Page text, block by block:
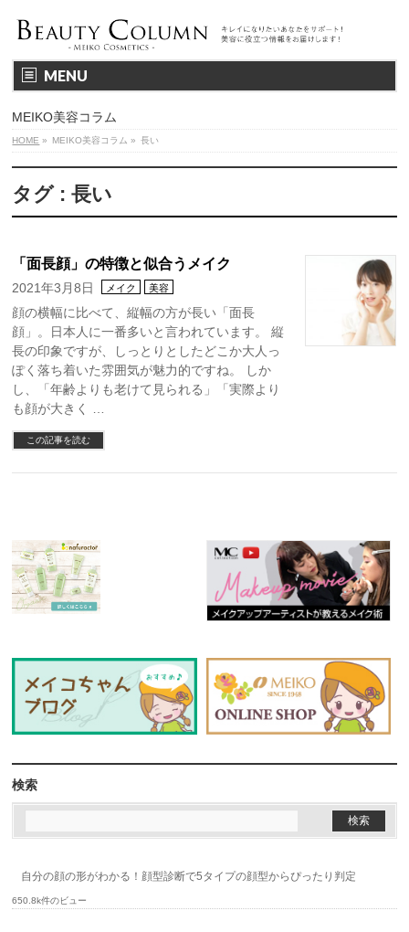
MENU
MEIKO美容コラム
HOME » MEIKO美容コラム » 長い
タグ : 長い
「面長顔」の特徴と似合うメイク
2021年3月8日 メイク 美容
顔の横幅に比べて、縦幅の方が長い「面長
顔」。日本人に一番多いと言われています。 縦
長の印象ですが、しっとりとしたどこか大人っ
ぽく落ち着いた雰囲気が魅力的ですね。 しか
し、「年齢よりも老けて見られる」「実際より
も顔が大きく …
この記事を読む
検索
自分の顔の形がわかる！顔型診断で5タイプの顔型からぴったり判定
650.8k件のビュー